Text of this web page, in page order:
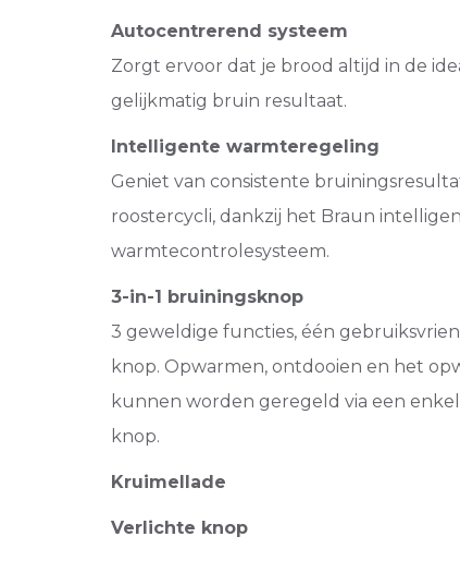
Autocentrerend systeem
Zorgt ervoor dat je brood altijd in de
gelijkmatig bruin resultaat.
Intelligente warmteregeling
Geniet van consistente
roostercycli, dankzij het Braun
warmtecontrolesysteem.
3-in-1 bruiningsknop
3 geweldige functies, één
knop. Opwarmen, ontdooien en het
kunnen worden geregeld via een
knop.
Kruimellade
Verlichte knop